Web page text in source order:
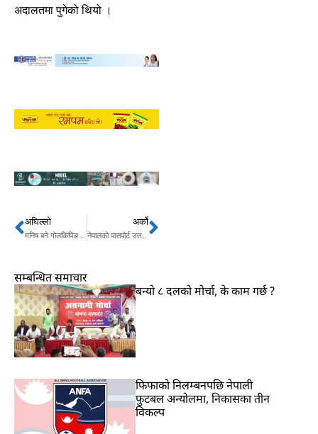
अदालतमा पुगेको थियो ।
Prev
अघिल्लो
मनिष बने गोलकिपिङ ‘ए’ डिप्लोमा लाइसेन्स पाउने पहिलो नेपाली
अर्को
नेपालको पासपोर्ट उत्तर कोरियाको भन्दा पनि कमजोर Next
सम्बन्धित समाचार
बन्यो ८ दलको मोर्चा, के काम गर्छ ?
फिफाको निलम्बनपछि नेपाली
फुटबल अन्योलमा, निकासका तीन
विकल्प